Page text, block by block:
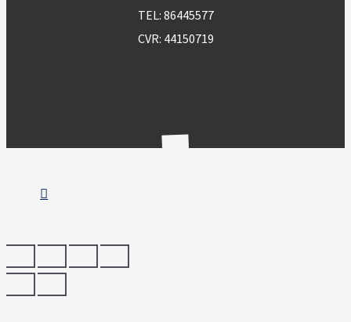
TEL: 86445577
CVR: 44150719